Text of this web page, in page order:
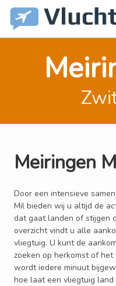
Meiringen
Door een intensieve
Mil bieden wij u altijd de
dat gaat landen of stijgen
overzicht vindt u alle
vliegtuig. U kunt de
zoeken op herkomst of
wordt iedere minuut
hoe laat een vliegtuig land